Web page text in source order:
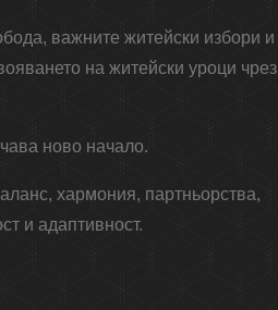
важните житейски избори и
на житейски уроци чрез
ново начало.
хармония, партньорства,
и адаптивност.